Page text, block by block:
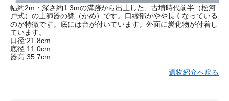
幅約2m・深さ約1.3mの溝跡から出土した、古墳時代前半（松河
戸式）の土師器の甕（かめ）です。口縁部がやや長くなっている
のが特徴です。底には台が付いています。外面に炭化物が付着し
ています。
口径:21.8cm
底径:11.0cm
器高:35.7cm
遺物紹介へ戻る